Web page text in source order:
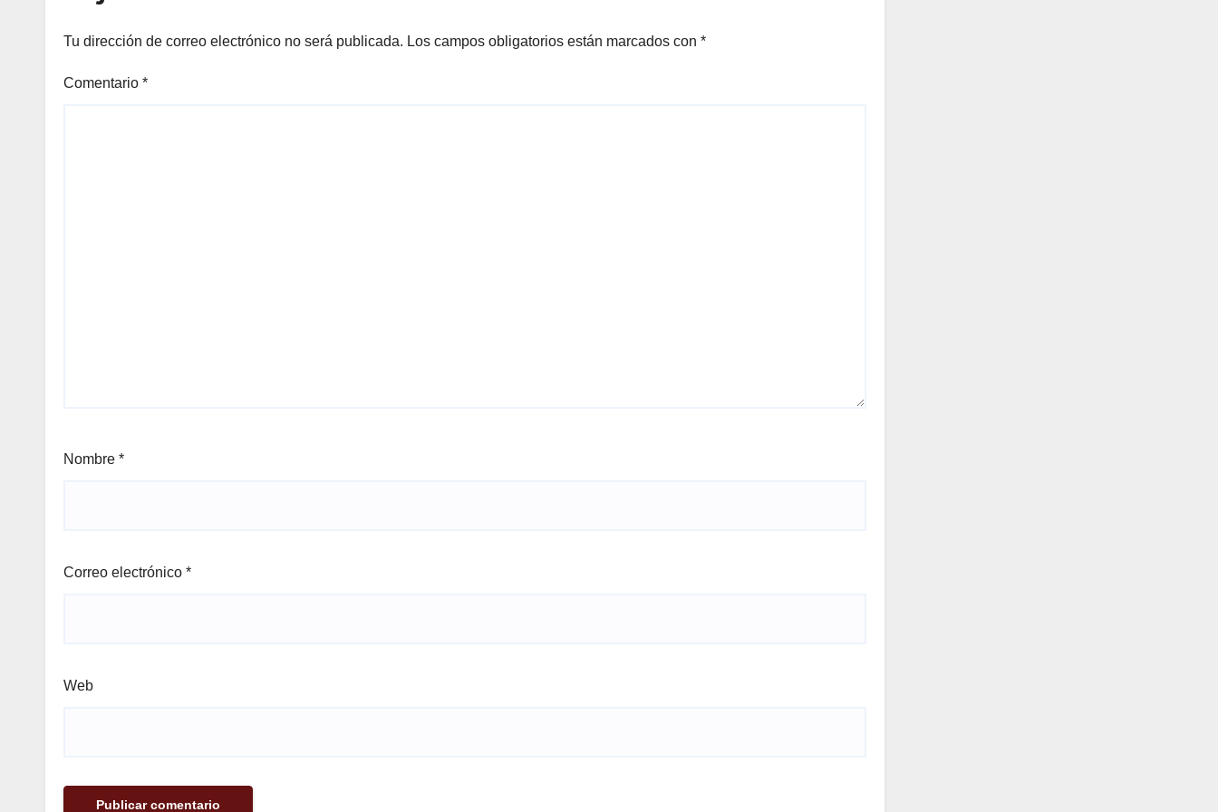
Tu dirección de correo electrónico no será publicada. Los campos obligatorios están marcados con *
Comentario *
Nombre *
Correo electrónico *
Web